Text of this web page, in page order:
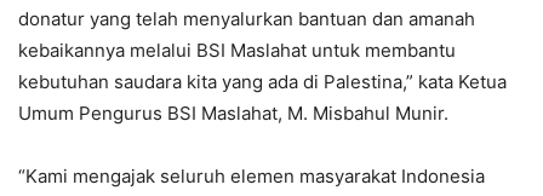
donatur yang telah menyalurkan bantuan dan amanah
kebaikannya melalui BSI Maslahat untuk membantu
kebutuhan saudara kita yang ada di Palestina,” kata Ketua
Umum Pengurus BSI Maslahat, M. Misbahul Munir.
“Kami mengajak seluruh elemen masyarakat Indonesia